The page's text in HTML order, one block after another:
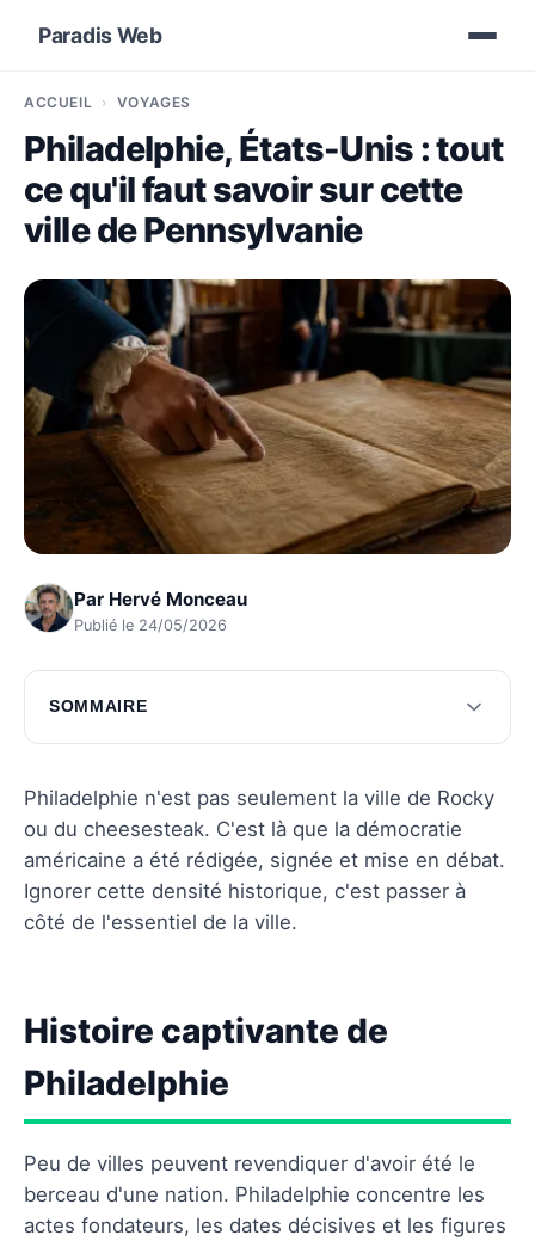
Paradis Web
ACCUEIL VOYAGES
Philadelphie, États-Unis : tout
ce qu'il faut savoir sur cette
ville de Pennsylvanie
Par Hervé Monceau
Publié le 24/05/2026
SOMMAIRE
Histoire captivante de Philadelphie
Culture dynamique de Philadelphie
Questions fréquentes
Philadelphie n'est pas seulement la ville de Rocky
ou du cheesesteak. C'est là que la démocratie
américaine a été rédigée, signée et mise en débat.
Ignorer cette densité historique, c'est passer à
côté de l'essentiel de la ville.
Histoire captivante de
Philadelphie
Peu de villes peuvent revendiquer d'avoir été le
berceau d'une nation. Philadelphie concentre les
actes fondateurs, les dates décisives et les figures